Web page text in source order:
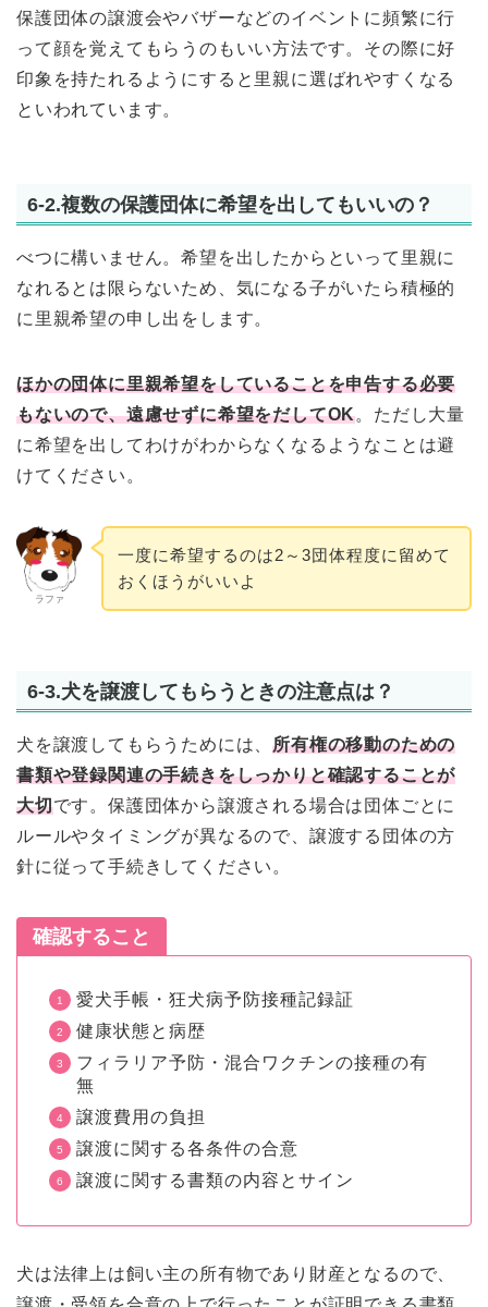
保護団体の譲渡会やバザーなどのイベントに頻繁に行
って顔を覚えてもらうのもいい方法です。その際に好
印象を持たれるようにすると里親に選ばれやすくなる
といわれています。
6-2.複数の保護団体に希望を出してもいいの？
べつに構いません。希望を出したからといって里親に
なれるとは限らないため、気になる子がいたら積極的
に里親希望の申し出をします。
ほかの団体に里親希望をしていることを申告する必要
もないので、遠慮せずに希望をだしてOK。ただし大量
に希望を出してわけがわからなくなるようなことは避
けてください。
ラファ
一度に希望するのは2～3団体程度に留めて
おくほうがいいよ
6-3.犬を譲渡してもらうときの注意点は？
犬を譲渡してもらうためには、所有権の移動のための
書類や登録関連の手続きをしっかりと確認することが
大切です。保護団体から譲渡される場合は団体ごとに
ルールやタイミングが異なるので、譲渡する団体の方
針に従って手続きしてください。
確認すること
愛犬手帳・狂犬病予防接種記録証
健康状態と病歴
フィラリア予防・混合ワクチンの接種の有
無
譲渡費用の負担
譲渡に関する各条件の合意
譲渡に関する書類の内容とサイン
犬は法律上は飼い主の所有物であり財産となるので、